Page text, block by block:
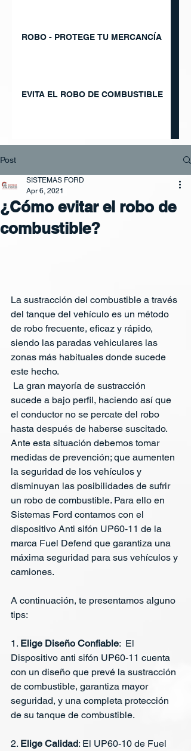
ROBO - PROTEGE TU MERCANCÍA
EVITA EL ROBO DE COMBUSTIBLE
Post
¿Cómo evitar el robo de
combustible?
SISTEMAS FORD
Apr 6, 2021
La sustracción del combustible a través
del tanque del vehículo es un método
de robo frecuente, eficaz y rápido,
siendo las paradas vehiculares las
zonas más habituales donde sucede
este hecho.
sucede a bajo perfil, haciendo así que
el conductor no se percate del robo
hasta después de haberse suscitado.
Ante esta situación debemos tomar
medidas de prevención; que aumenten
la seguridad de los vehículos y
disminuyan las posibilidades de sufrir
un robo de combustible. Para ello en
Sistemas Ford contamos con el
dispositivo Anti sifón UP60-11 de la
marca Fuel Defend que garantiza una
máxima seguridad para sus vehículos y
camiones.
A continuación, te presentamos alguno
tips:
1. Elige Diseño Confiable:  El
Dispositivo anti sifón UP60-11 cuenta
con un diseño que prevé la sustracción
de combustible, garantiza mayor
seguridad, y una completa protección
de su tanque de combustible.
2. Elige Calidad: El UP60-10 de Fuel